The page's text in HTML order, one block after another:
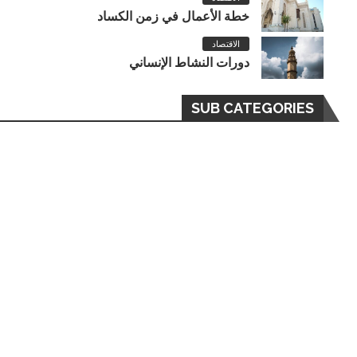
خطة الأعمال في زمن الكساد
الاقتصاد
دورات النشاط الإنساني
SUB CATEGORIES